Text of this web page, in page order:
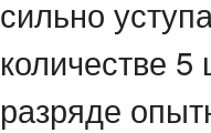
сильно
количестве
разряде